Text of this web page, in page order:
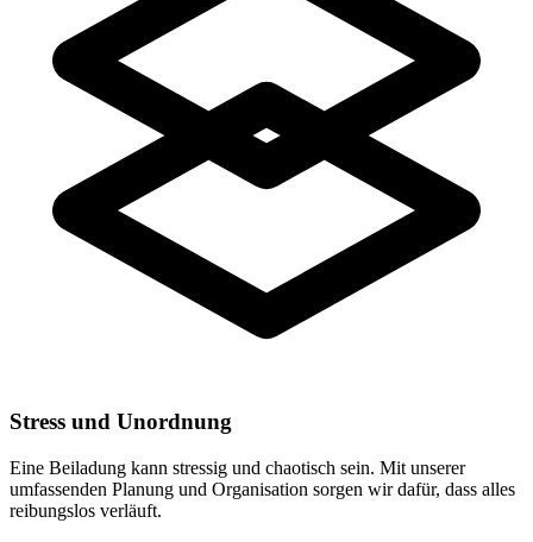
Stress und Unordnung
Eine Beiladung kann stressig und chaotisch sein. Mit unserer
umfassenden Planung und Organisation sorgen wir dafür, dass alles
reibungslos verläuft.